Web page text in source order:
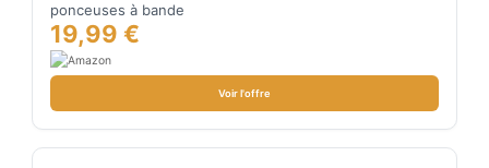
ponceuses à bande
19,99 €
Voir l'offre